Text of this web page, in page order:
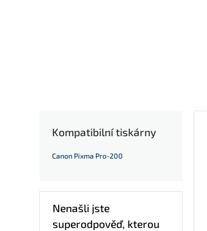
Kompatibilní tiskárny
Canon Pixma Pro-200
Nenašli jste
superodpověď, kterou